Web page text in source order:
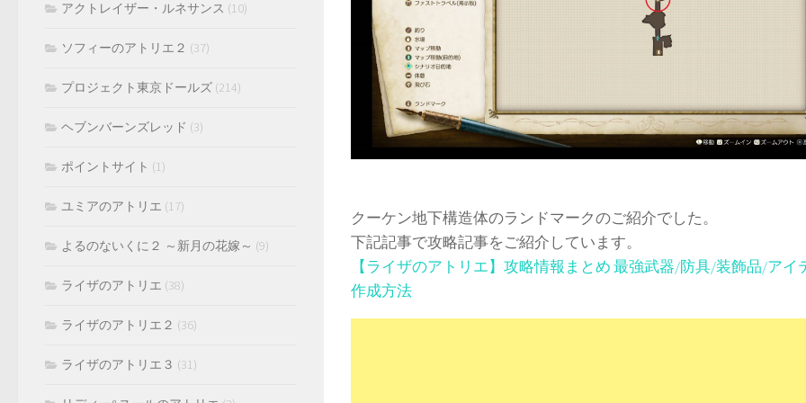
クーケン地下構造体のランドマークのご紹介でした。
下記記事で攻略記事をご紹介しています。
【ライザのアトリエ】攻略情報まとめ 最強武器/防具/装飾品/アイ
作成方法
アクトレイザー・ルネサンス (10)
ソフィーのアトリエ２ (37)
プロジェクト東京ドールズ (214)
ヘブンバーンズレッド (3)
ポイントサイト (1)
ユミアのアトリエ (17)
よるのないくに２ ～新月の花嫁～ (9)
ライザのアトリエ (38)
ライザのアトリエ２ (36)
ライザのアトリエ３ (31)